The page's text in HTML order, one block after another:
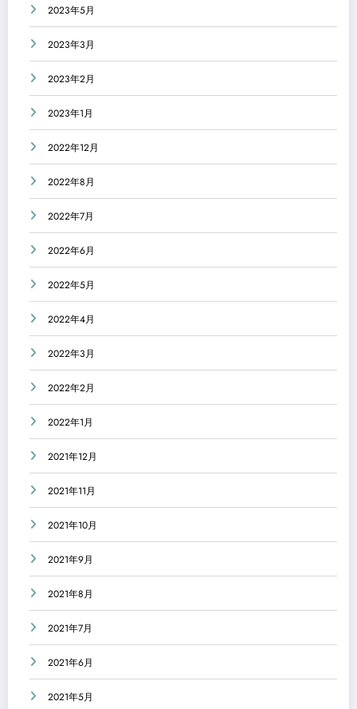
2023年5月
2023年3月
2023年2月
2023年1月
2022年12月
2022年8月
2022年7月
2022年6月
2022年5月
2022年4月
2022年3月
2022年2月
2022年1月
2021年12月
2021年11月
2021年10月
2021年9月
2021年8月
2021年7月
2021年6月
2021年5月